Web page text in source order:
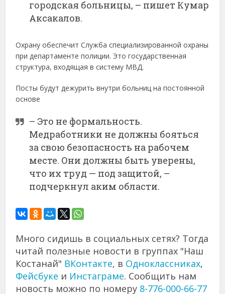
городская больницы, – пишет Кумар
Аксакалов.
Охрану обеспечит Служба специализированной охраны
при департаменте полиции. Это государственная
структура, входящая в систему МВД.
Посты будут дежурить внутри больниц на постоянной
основе
– Это не формальность.
Медработники не должны бояться
за свою безопасность на рабочем
месте. Они должны быть уверены,
что их труд — под защитой, –
подчеркнул аким области.
Много сидишь в социальных сетях? Тогда
читай полезные новости в группах "Наш
Костанай" ВКонтакте, в Одноклассниках,
Фейсбуке и Инстаграме. Сообщить нам
новость можно по номеру 8-776-000-66-77